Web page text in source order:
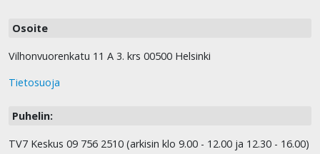
Osoite
Vilhonvuorenkatu 11 A 3. krs 00500 Helsinki
Tietosuoja
Puhelin:
TV7 Keskus 09 756 2510 (arkisin klo 9.00 - 12.00 ja 12.30 - 16.00)